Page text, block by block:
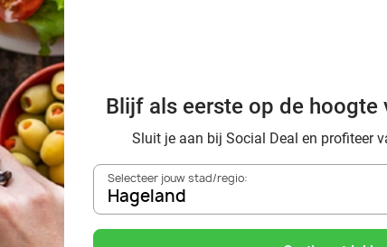
beste All-
in Hageland
Deal
Blijf als eerste op de hoogte
Sluit je aan bij Social Deal en profiteer
Selecteer jouw stad/regio:
Hageland